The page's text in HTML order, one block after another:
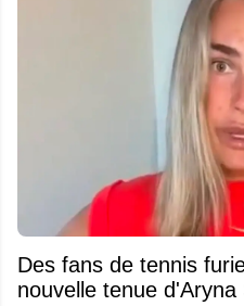
Des fans de tennis
nouvelle tenue